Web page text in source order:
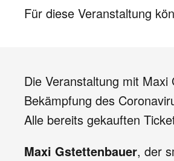
Für diese Veranstaltung
Die Veranstaltung mit
Bekämpfung des
Alle bereits gekauften
Maxi Gstettenbauer, der